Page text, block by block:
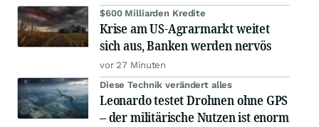
$600 Milliarden Kredite
Krise am US-Agrarmarkt weitet
sich aus, Banken werden nervös
vor 27 Minuten
Diese Technik verändert alles
Leonardo testet Drohnen ohne GPS
– der militärische Nutzen ist enorm